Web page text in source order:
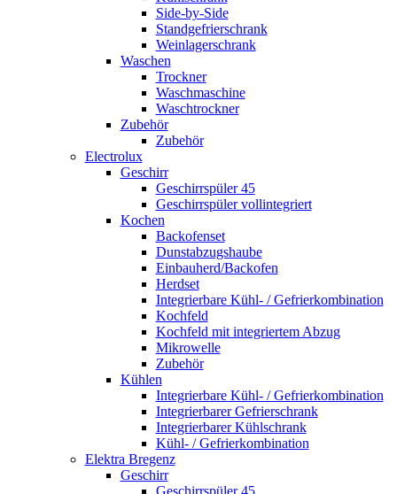
Side-by-Side
Standgefrierschrank
Weinlagerschrank
Waschen
Trockner
Waschmaschine
Waschtrockner
Zubehör
Zubehör
Electrolux
Geschirr
Geschirrspüler 45
Geschirrspüler vollintegriert
Kochen
Backofenset
Dunstabzugshaube
Einbauherd/Backofen
Herdset
Integrierbare Kühl- / Gefrierkombination
Kochfeld
Kochfeld mit integriertem Abzug
Mikrowelle
Zubehör
Kühlen
Integrierbare Kühl- / Gefrierkombination
Integrierbarer Gefrierschrank
Integrierbarer Kühlschrank
Kühl- / Gefrierkombination
Elektra Bregenz
Geschirr
Geschirrspüler 45